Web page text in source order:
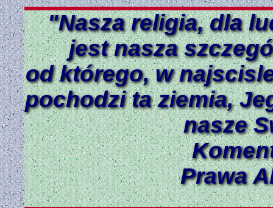
"Nasza religia, dla
jest nasza
od którego, w
pochodzi ta ziemia,
nasze
Prawa